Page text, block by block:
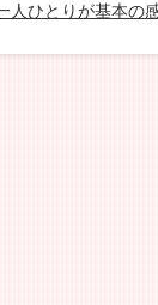
人ひとりが基本の